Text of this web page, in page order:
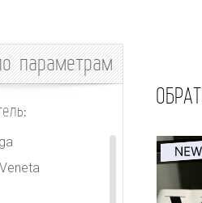
параметрам